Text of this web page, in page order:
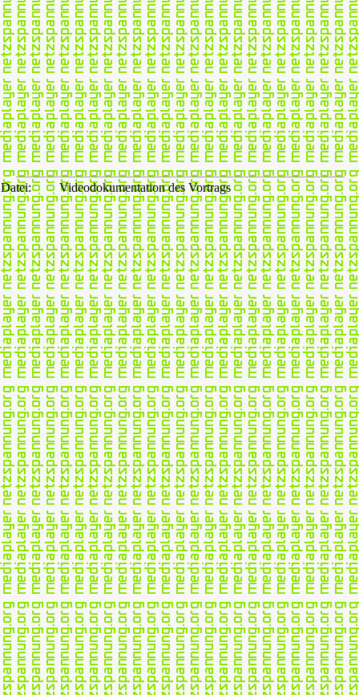
Datei: Videodokumentation des Vortrags